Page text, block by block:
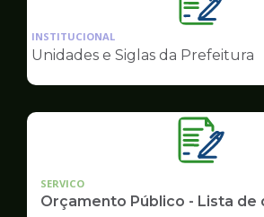
Ilustração
da
pagina
Governo
INSTITUCIONAL
Unidades e Siglas da Prefeitura
SERVICO
Orçamento Público - Lista de